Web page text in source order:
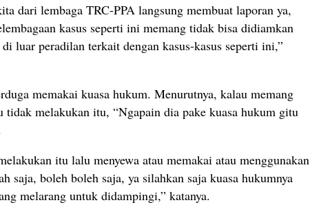
dari lembaga TRC-PPA langsung membuat laporan ya,
kasus seperti ini memang tidak bisa didiamkan
luar peradilan terkait dengan kasus-kasus seperti ini,”
memakai kuasa hukum. Menurutnya, kalau memang
tidak melakukan itu, “Ngapain dia pake kuasa hukum gitu
itu lalu menyewa atau memakai atau menggunakan
saja, boleh boleh saja, ya silahkan saja kuasa hukumnya
melarang untuk didampingi,” katanya.